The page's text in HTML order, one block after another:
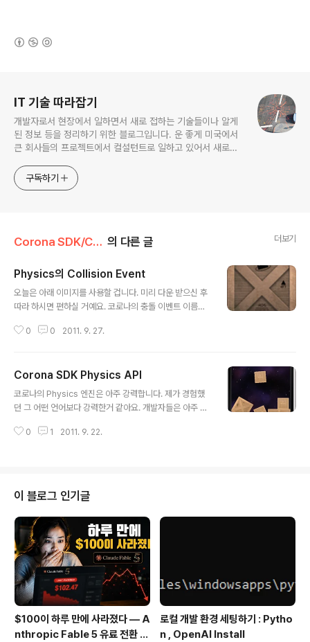
IT 기술 따라잡기
개발자로서 현장에서 일하면서 새로 접하는 기술들이나 알게
된 정보 등을 정리하기 위한 블로그입니다. 운 좋게 미국에서
큰 회사들의 프로젝트에서 컬설턴트로 일하고 있어서 새로운
사용되는 툴들에 대해 많은 분들과 정보를 공유하고 싶습니다.
구독하기
Corona SDK/Corona Doc 의 다른 글 더보기
Physics의 Collision Event
오늘은 아래 이미지를 사용할 겁니다. 미리 다운 받으신 후
따라 하시면 편하실 거예요. 코로나의 충돌 이벤트 이름은
있습니다. 이외에 collision과 관계된 이벤트는 preColli
에서는 preCollision에 대해 글로벌하게 사용하지 말고
object 의 로컬 안에서 사용할 것을 권하고 있습니다. 퍼
포먼스에 영향을 줄 수 있기 때문입니다. 또한 먼저 알아 두
하고 있습니다. 주의할 점은 collision 중에 physics obj
0 0 2011. 9. 27.
Corona SDK Physics API
코로나의 Physics 엔진은 아주 강력합니다. 제가 경험했
던 그 어떤 언어보다 강력한거 같아요. 개발자들은 아주 간
중에 다루게 되겠지만 이것이 MultiTouch 기능이랑 합해
발생해도 그것들을 다 처리해 줍니다. 이제 본격적으로 Ph
ysics 엔진 사용법을 살펴 봅니다. local physics = req
uire("physics") 이 physics 엔진을 사용하기 위해서는
처음에 위와 같이 선언합니다. 로컬변수 physics 를 사용
해서 코로나의 physi..
0 1 2011. 9. 22.
이 블로그 인기글
$100이 하루 만에 사라졌다 — A
nthropic Fable 5 유료 전환 사
로컬 개발 환경 세팅하기 : Pytho
n , OpenAI Install